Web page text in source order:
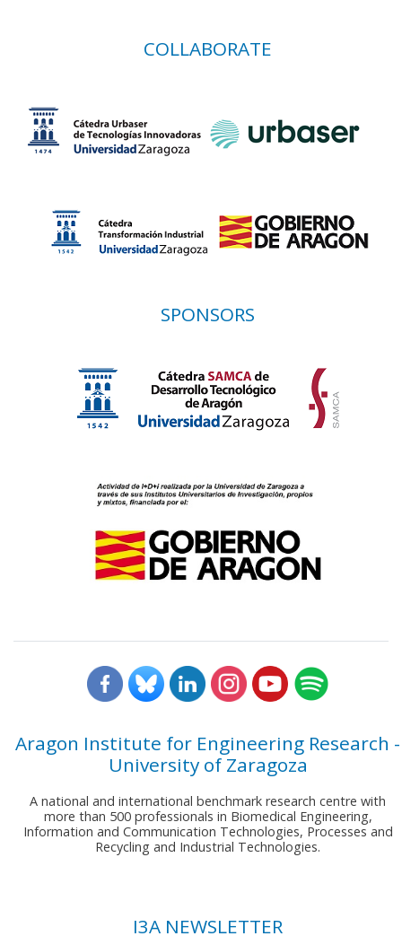
COLLABORATE
SPONSORS
Aragon Institute for Engineering Research -
University of Zaragoza
A national and international benchmark research centre with
more than 500 professionals in Biomedical Engineering,
Information and Communication Technologies, Processes and
Recycling and Industrial Technologies.
I3A NEWSLETTER